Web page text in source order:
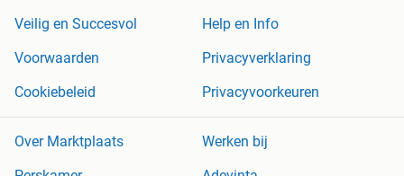
Veilig en Succesvol
Help en Info
Voorwaarden
Privacyverklaring
Cookiebeleid
Privacyvoorkeuren
Over Marktplaats
Werken bij